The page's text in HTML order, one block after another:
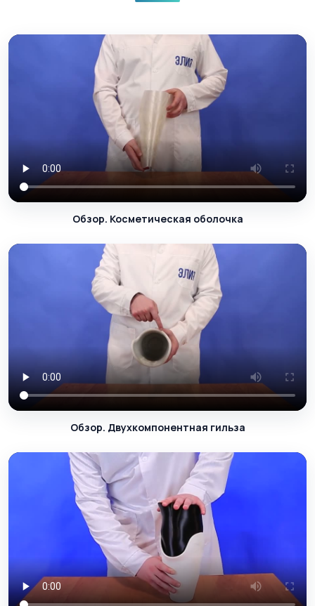
Обзор. Косметическая оболочка
Обзор. Двухкомпонентная гильза